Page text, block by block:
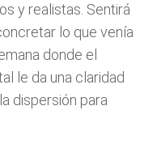
y realistas. Sentirá
lo que venía
donde el
le da una claridad
dispersión para